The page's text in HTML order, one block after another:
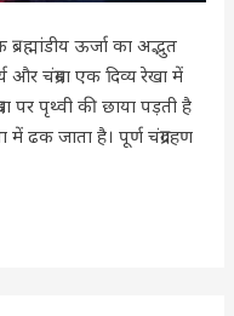
ब्रह्मांडीय ऊर्जा का अद्भुत
चंद्रमा एक दिव्य रेखा में
पृथ्वी की छाया पड़ती है
ढक जाता है। पूर्ण चंद्रग्रहण